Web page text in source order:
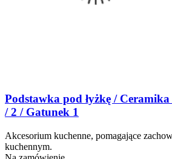
Podstawka pod łyżkę /
/ 2 / Gatunek 1
Akcesorium kuchenne, pomagające
kuchennym.